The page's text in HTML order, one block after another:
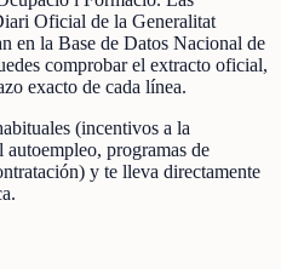
Oficial de la Generalitat
en la Base de Datos Nacional de
comprobar el extracto oficial,
exacto de cada línea.
(incentivos a la
programas de
y te lleva directamente